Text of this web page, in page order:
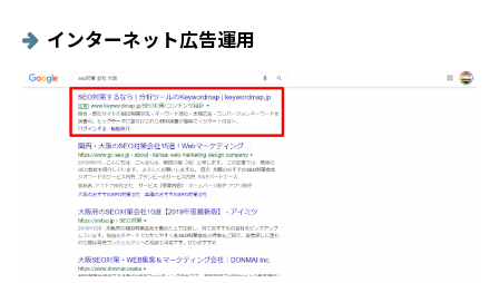
インターネット広告運用